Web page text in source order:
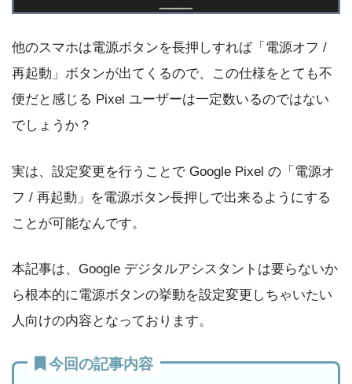
他のスマホは電源ボタンを長押しすれば「電源オフ /
再起動」ボタンが出てくるので、この仕様をとても不
便だと感じる Pixel ユーザーは一定数いるのではない
でしょうか？
実は、設定変更を行うことで Google Pixel の「電源オ
フ / 再起動」を電源ボタン長押しで出来るようにする
ことが可能なんです。
本記事は、Google デジタルアシスタントは要らないか
ら根本的に電源ボタンの挙動を設定変更しちゃいたい
人向けの内容となっております。
今回の記事内容